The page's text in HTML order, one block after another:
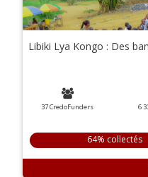
Libiki Lya Kongo : Des
37 CredoFunders 6
64% collectés